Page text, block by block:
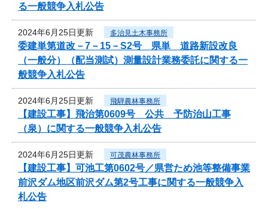
る一般競争入札公告
2024年6月25日更新 多治見土木事務所
委建単第道改－7－15－S2号 県単 道路新設改良
（一般分）（配当測試）測量設計業務委託に関する一
般競争入札公告
2024年6月25日更新 飛騨農林事務所
【建設工事】飛治第0609号 公共 予防治山工事
（泉）に関する一般競争入札公告
2024年6月25日更新 可茂農林事務所
【建設工事】可池工第0602号／県営ため池等整備事業
前沢ダム地区前沢ダム第2号工事に関する一般競争入
札公告